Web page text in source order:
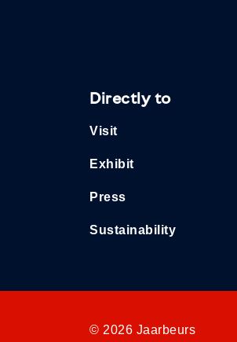
Directly to
Visit
Exhibit
Press
Sustainability
© 2026 Jaarbeurs